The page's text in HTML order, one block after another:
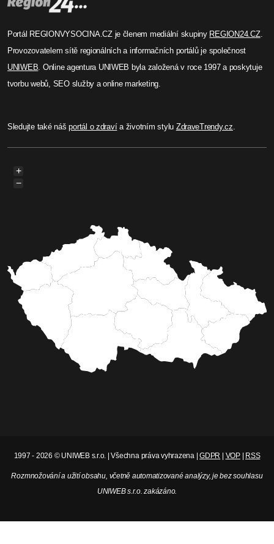
Portál REGIONVYSOCINA.CZ je členem mediální skupiny REGION24.CZ.
Provozovatelem sítě regionálních a informačních portálů je společnost
UNIWEB . Online agentura UNIWEB byla založená v roce 1997 a poskytuje
tvorbu webů, SEO služby a online marketing.
Sledujte také nášportál o zdravía životním stylu ZdraveTrendy.cz
+
−
1997 - 2026 © UNIWEB s.r.o. | Všechna práva vyhrazena |GDPR | VOP| RSS
Rozmnožování a užití obsahu, včetně automatizované analýzy, je bez souhlasu
UNIWEB s.r.o. zakázáno.